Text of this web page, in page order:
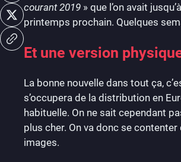
courant 2019 » que l’on avait
printemps prochain. Quelques
Et une version
La bonne nouvelle dans tout ça,
s’occupera de la distribution en
habituelle. On ne sait cependant
plus cher. On va donc se
images.